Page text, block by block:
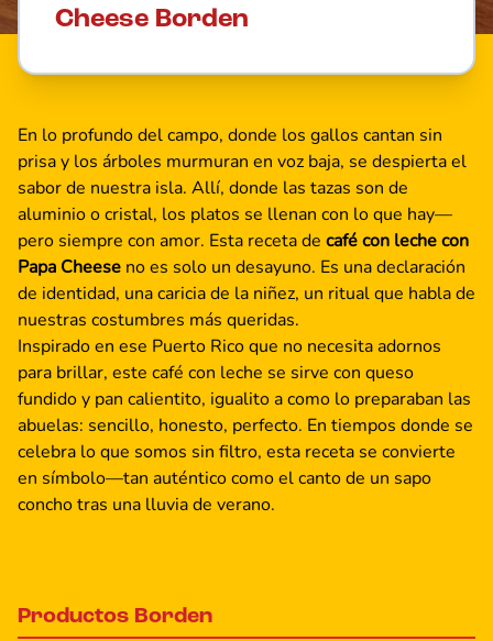
Cheese Borden
En lo profundo del campo, donde los gallos cantan sin
prisa y los árboles murmuran en voz baja, se despierta el
sabor de nuestra isla. Allí, donde las tazas son de
aluminio o cristal, los platos se llenan con lo que hay—
pero siempre con amor. Esta receta de café con leche con
Papa Cheese no es solo un desayuno. Es una declaración
de identidad, una caricia de la niñez, un ritual que habla de
nuestras costumbres más queridas.
Inspirado en ese Puerto Rico que no necesita adornos
para brillar, este café con leche se sirve con queso
fundido y pan calientito, igualito a como lo preparaban las
abuelas: sencillo, honesto, perfecto. En tiempos donde se
celebra lo que somos sin filtro, esta receta se convierte
en símbolo—tan auténtico como el canto de un sapo
concho tras una lluvia de verano.
Productos Borden